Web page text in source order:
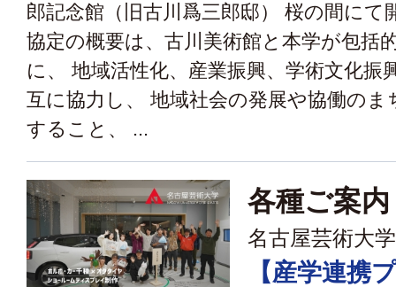
郎記念館（旧古川爲三郎邸） 桜の間にて
協定の概要は、古川美術館と本学が包括
に、 地域活性化、産業振興、学術文化振
互に協力し、 地域社会の発展や協働のま
すること、 ...
各種ご案内
名古屋芸術大学
【産学連携